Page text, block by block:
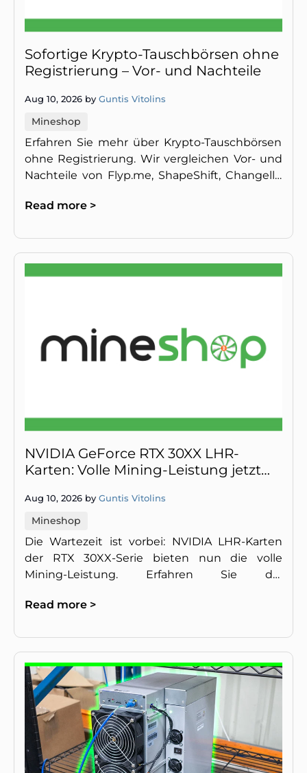
Sofortige Krypto-Tauschbörsen ohne
Registrierung – Vor- und Nachteile
Aug 10, 2026 by Guntis Vitolins
Mineshop
Erfahren Sie mehr über Krypto-Tauschbörsen
ohne Registrierung. Wir vergleichen Vor- und
Nachteile von Flyp.me, ShapeShift, Changelly,
Trading.
Read more >
NVIDIA GeForce RTX 30XX LHR-
Karten: Volle Mining-Leistung jetzt
Aug 10, 2026 by Guntis Vitolins
Mineshop
Die Wartezeit ist vorbei: NVIDIA LHR-Karten
der RTX 30XX-Serie bieten nun die volle
Mining-Leistung. Erfahren Sie die
Read more >